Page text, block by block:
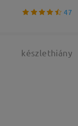
47
készlethiány